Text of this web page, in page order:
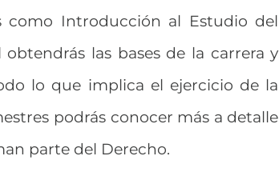
como Introducción al Estudio del
las bases de la carrera y
lo que implica el ejercicio de la
podrás conocer más a detalle
parte del Derecho.